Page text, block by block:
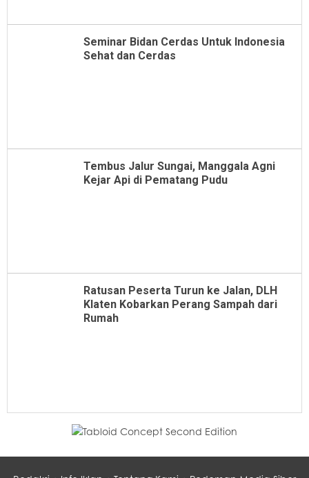
Seminar Bidan Cerdas Untuk Indonesia
Sehat dan Cerdas
Tembus Jalur Sungai, Manggala Agni
Kejar Api di Pematang Pudu
Ratusan Peserta Turun ke Jalan, DLH
Klaten Kobarkan Perang Sampah dari
Rumah